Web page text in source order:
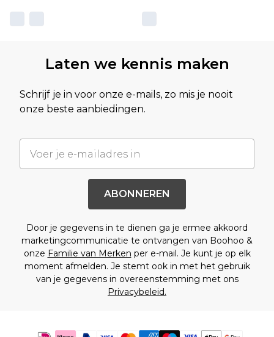
Laten we kennis maken
Schrijf je in voor onze e-mails, zo mis je nooit
onze beste aanbiedingen.
ABONNEREN
Door je gegevens in te dienen ga je ermee akkoord
marketingcommunicatie te ontvangen van Boohoo &
onze Familie van Merken per e-mail. Je kunt je op elk
moment afmelden. Je stemt ook in met het gebruik
van je gegevens in overeenstemming met ons
Privacybeleid.